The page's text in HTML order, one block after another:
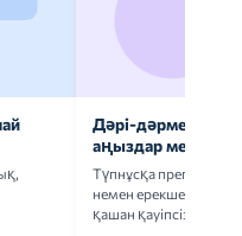
Дәрі-дәрмек
аңыздар мен
Түпнұсқа
немен ерекшеленеді
қашан қауіпсіз.